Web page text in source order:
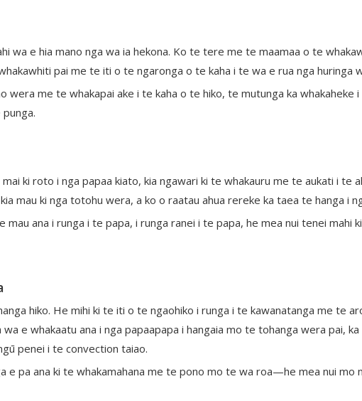
wa e hia mano nga wa ia hekona. Ko te tere me te maamaa o te
pai me te iti o te ngaronga o te kaha i te wa e rua nga huringa
wera me te whakapai ake i te kaha o te hiko, te mutunga ka
ki roto i nga papaa kiato, kia ngawari ki te whakauru me te aukati i te
mau ki nga totohu wera, a ko o raatau ahua rereke ka taea te hanga i
mau ana i runga i te papa, i runga ranei i te papa, he mea nui tenei
hiko. He mihi ki te iti o te ngaohiko i runga i te kawanatanga me te
e whakaatu ana i nga papaapapa i hangaia mo te tohanga wera pai,
penei i te convection taiao.
e pa ana ki te whakamahana me te pono mo te wa roa—he mea nui mo